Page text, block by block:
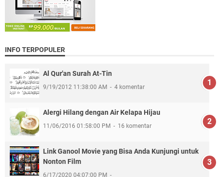
INFO TERPOPULER
Al Qur'an Surah At-Tin
9/19/2012 11:38:00 AM 4 komentar
Alergi Hilang dengan Air Kelapa Hijau
11/06/2016 01:58:00 PM 16 komentar
Link Ganool Movie yang Bisa Anda Kunjungi untuk
Nonton Film
6/17/2020 04:07:00 PM